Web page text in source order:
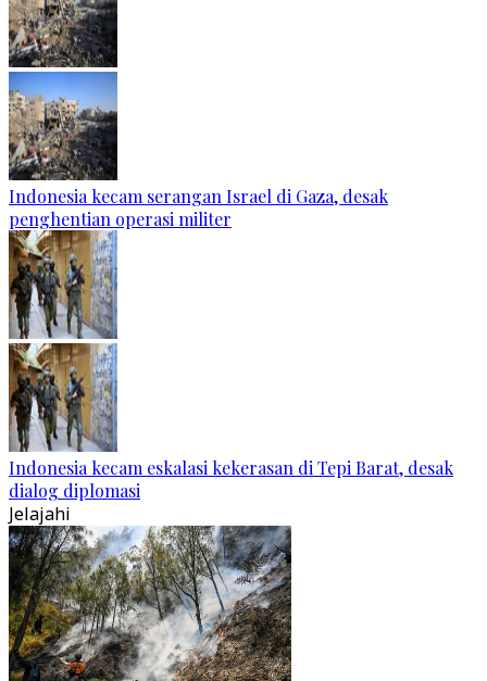
Indonesia kecam serangan Israel di Gaza, desak
penghentian operasi militer
Indonesia kecam eskalasi kekerasan di Tepi Barat, desak
dialog diplomasi
Jelajahi